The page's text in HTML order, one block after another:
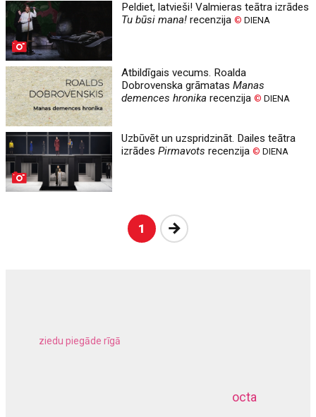
Peldiet, latvieši! Valmieras teātra izrādes
Tu būsi mana! recenzija© DIENA
Atbildīgais vecums. Roalda
Dobrovenska grāmatasManas
demences hronika recenzija© DIENA
Uzbūvēt un uzspridzināt. Dailes teātra
izrādesPirmavots recenzija© DIENA
1 Nākošā
octa
ziedu piegāde rīgā
dziļurbums